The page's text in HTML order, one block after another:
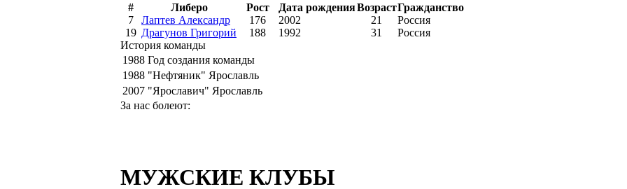
#
Либеро Рост Дата рожденияВозрастГражданство
7
Лаптев Александр 176 2002 21
Россия
19 Драгунов Григорий 188 1992 31
Россия
История команды
1988 Год создания команды
1988 "Нефтяник" Ярославль
2007 "Ярославич" Ярославль
За нас болеют:
МУЖСКИЕ КЛУБЫ